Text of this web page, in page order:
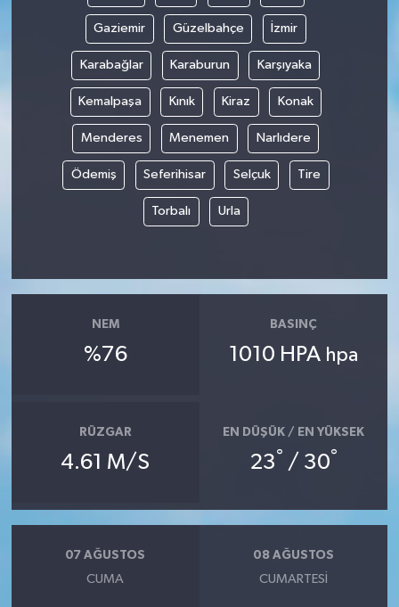
Gaziemir Güzelbahçe İzmir
Karabağlar Karaburun Karşıyaka
Kemalpaşa Kınık Kiraz Konak
Menderes Menemen Narlıdere
Ödemiş Seferihisar Selçuk Tire
Torbalı Urla
NEM
%76
BASINÇ
1010 HPA hpa
RÜZGAR
4.61 M/S
EN DÜŞÜK / EN YÜKSEK
23° / 30°
07 AĞUSTOS
CUMA
08 AĞUSTOS
CUMARTESI